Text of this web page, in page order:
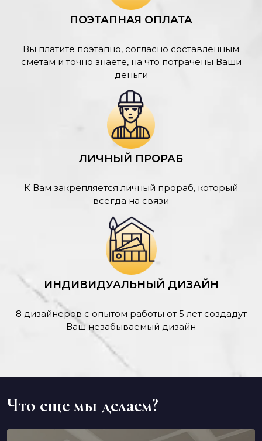
ПОЭТАПНАЯ ОПЛАТА
Вы платите поэтапно, согласно составленным
сметам и точно знаете, на что потрачены Ваши
деньги
ЛИЧНЫЙ ПРОРАБ
К Вам закрепляется личный прораб, который
всегда на связи
ИНДИВИДУАЛЬНЫЙ ДИЗАЙН
8 дизайнеров с опытом работы от 5 лет создадут
Ваш незабываемый дизайн
Что еще мы делаем?